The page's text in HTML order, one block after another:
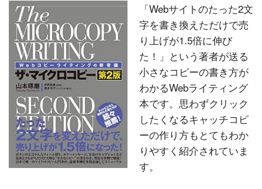
「Webサイトのたった2文
字を書き換えただけで売
り上げが1.5倍に伸び
た！」という著者が送る
小さなコピーの書き方が
わかるWebライティング
本です。思わずクリック
したくなるキャッチコピ
ーの作り方もとてもわか
りやすく紹介されていま
す。